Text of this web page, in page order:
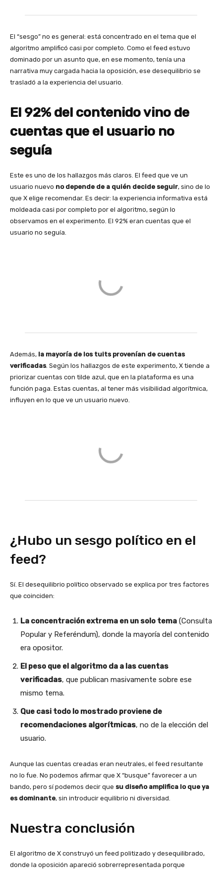
El “sesgo” no es general: está concentrado en el tema que el
algoritmo amplificó casi por completo. Como el feed estuvo
dominado por un asunto que, en ese momento, tenía una
narrativa muy cargada hacia la oposición, ese desequilibrio se
trasladó a la experiencia del usuario.
El 92% del contenido vino de
cuentas que el usuario no
seguía
Este es uno de los hallazgos más claros. El feed que ve un
usuario nuevo no depende de a quién decide seguir, sino de lo
que X elige recomendar. Es decir: la experiencia informativa está
moldeada casi por completo por el algoritmo, según lo
observamos en el experimento. El 92% eran cuentas que el
usuario no seguía.
Además, la mayoría de los tuits provenían de cuentas
verificadas. Según los hallazgos de este experimento, X tiende a
priorizar cuentas con tilde azul, que en la plataforma es una
función paga. Estas cuentas, al tener más visibilidad algorítmica,
influyen en lo que ve un usuario nuevo.
¿Hubo un sesgo político en el
feed?
Sí. El desequilibrio político observado se explica por tres factores
que coinciden:
La concentración extrema en un solo tema (Consulta
Popular y Referéndum), donde la mayoría del contenido
era opositor.
El peso que el algoritmo da a las cuentas
verificadas, que publican masivamente sobre ese
mismo tema.
Que casi todo lo mostrado proviene de
recomendaciones algorítmicas, no de la elección del
usuario.
Aunque las cuentas creadas eran neutrales, el feed resultante
no lo fue. No podemos afirmar que X “busque” favorecer a un
bando, pero sí podemos decir que su diseño amplifica lo que ya
es dominante, sin introducir equilibrio ni diversidad.
Nuestra conclusión
El algoritmo de X construyó un feed politizado y desequilibrado,
donde la oposición apareció sobrerrepresentada porque